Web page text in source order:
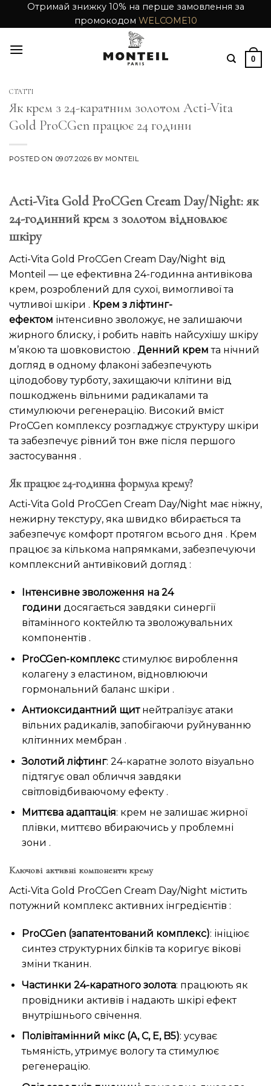
Отримай знижку 10% на перше замовлення за
промокодом WELCOME10
0
СТАТТІ
Як крем з 24-каратним золотом Acti-Vita
Gold ProCGen працює 24 години
POSTED ON 09.07.2026 BY MONTEIL
Acti-Vita Gold ProCGen Cream Day/Night: як
24-годинний крем з золотом відновлює
шкіру
Acti-Vita Gold ProCGen Cream Day/Night від
Monteil — це ефективна 24-годинна антивікова
крем, розроблений для сухої, вимогливої та
чутливої шкіри . Крем з ліфтинг-
ефектом інтенсивно зволожує, не залишаючи
жирного блиску, і робить навіть найсухішу шкіру
м’якою та шовковистою . Денний крем та нічний
догляд в одному флаконі забезпечують
цілодобову турботу, захищаючи клітини від
пошкоджень вільними радикалами та
стимулюючи регенерацію. Високий вміст
ProCGen комплексу розгладжує структуру шкіри
та забезпечує рівний тон вже після першого
застосування .
Як працює 24-годинна формула крему?
Acti-Vita Gold ProCGen Cream Day/Night має ніжну,
нежирну текстуру, яка швидко вбирається та
забезпечує комфорт протягом всього дня . Крем
працює за кількома напрямками, забезпечуючи
комплексний антивіковий догляд :
Інтенсивне зволоження на 24
години досягається завдяки синергії
вітамінного коктейлю та зволожувальних
компонентів .
ProCGen-комплексстимулює вироблення
колагену з еластином, відновлюючи
гормональний баланс шкіри .
Антиоксидантний щитнейтралізує атаки
вільних радикалів, запобігаючи руйнуванню
клітинних мембран .
Золотий ліфтинг: 24-каратне золото візуально
підтягує овал обличчя завдяки
світловідбиваючому ефекту .
Миттєва адаптація: крем не залишає жирної
плівки, миттєво вбираючись у проблемні
зони .
Ключові активні компоненти крему
Acti-Vita Gold ProCGen Cream Day/Night містить
потужний комплекс активних інгредієнтів :
ProCGen (запатентований комплекс): ініціює
синтез структурних білків та коригує вікові
зміни тканин.
Частинки 24-каратного золота: працюють як
провідники активів і надають шкірі ефект
внутрішнього свічення.
Полівітамінний мікс (A, C, E, B5): усуває
тьмяність, утримує вологу та стимулює
регенерацію.